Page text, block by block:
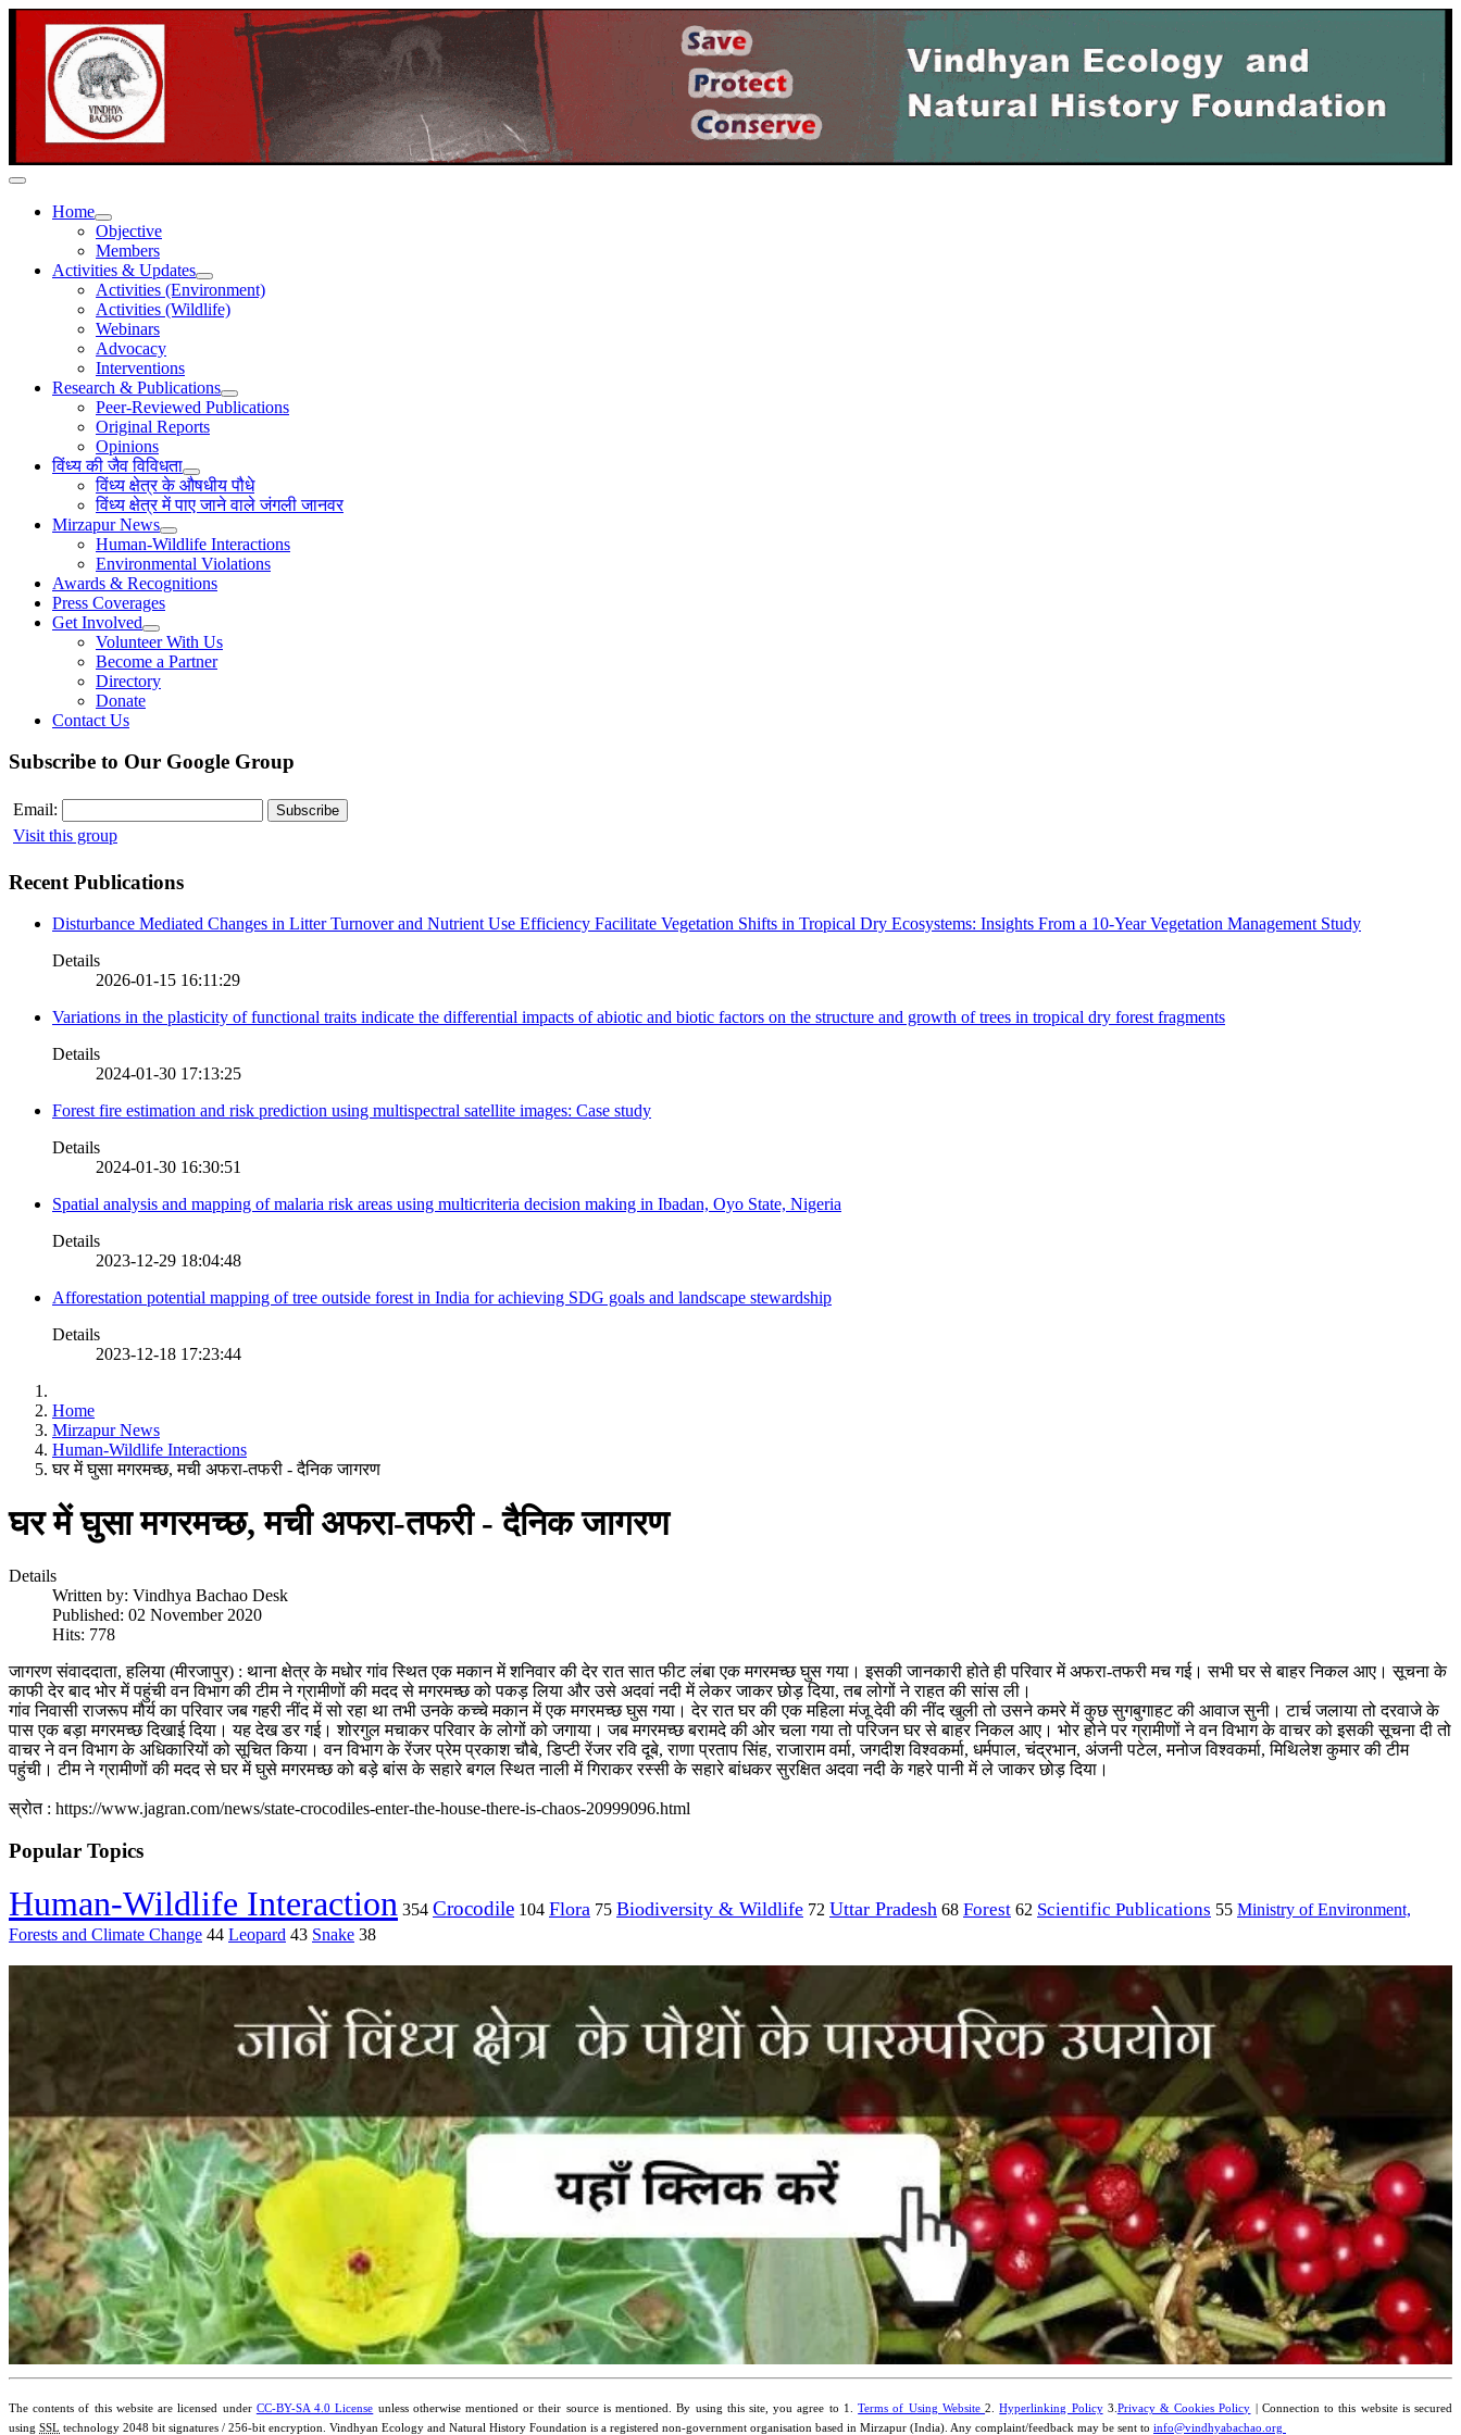
Home
Objective
Members
Activities & Updates
Activities (Environment)
Activities (Wildlife)
Webinars
Advocacy
Interventions
Research & Publications
Peer-Reviewed Publications
Original Reports
Opinions
विंध्य की जैव विविधता
विंध्य क्षेत्र के औषधीय पौधे
विंध्य क्षेत्र में पाए जाने वाले जंगली जानवर
Mirzapur News
Human-Wildlife Interactions
Environmental Violations
Awards & Recognitions
Press Coverages
Get Involved
Volunteer With Us
Become a Partner
Directory
Donate
Contact Us
Subscribe to Our Google Group
Email:
Visit this group
Recent Publications
Disturbance Mediated Changes in Litter Turnover and Nutrient Use Efficiency Facilitate Vegetation Shifts in Tropical Dry Ecosystems: Insights From a 10-Year Vegetation Management Study
Details
2026-01-15 16:11:29
Variations in the plasticity of functional traits indicate the differential impacts of abiotic and biotic factors on the structure and growth of trees in tropical dry forest fragments
Details
2024-01-30 17:13:25
Forest fire estimation and risk prediction using multispectral satellite images: Case study
Details
2024-01-30 16:30:51
Spatial analysis and mapping of malaria risk areas using multicriteria decision making in Ibadan, Oyo State, Nigeria
Details
2023-12-29 18:04:48
Afforestation potential mapping of tree outside forest in India for achieving SDG goals and landscape stewardship
Details
2023-12-18 17:23:44
Home
Mirzapur News
Human-Wildlife Interactions
घर में घुसा मगरमच्छ, मची अफरा-तफरी - दैनिक जागरण
घर में घुसा मगरमच्छ, मची अफरा-तफरी - दैनिक जागरण
Details
Written by: Vindhya Bachao Desk
Published: 02 November 2020
Hits: 778
जागरण संवाददाता, हलिया (मीरजापुर) : थाना क्षेत्र के मधोर गांव स्थित एक मकान में शनिवार की देर रात सात फीट लंबा एक मगरमच्छ घुस गया। इसकी जानकारी होते ही परिवार में अफरा-तफरी मच गई। सभी घर से बाहर निकल आए। सूचना के
काफी देर बाद भोर में पहुंची वन विभाग की टीम ने ग्रामीणों की मदद से मगरमच्छ को पकड़ लिया और उसे अदवां नदी में लेकर जाकर छोड़ दिया, तब लोगों ने राहत की सांस ली।
गांव निवासी राजरूप मौर्य का परिवार जब गहरी नींद में सो रहा था तभी उनके कच्चे मकान में एक मगरमच्छ घुस गया। देर रात घर की एक महिला मंजू देवी की नींद खुली तो उसने कमरे में कुछ सुगबुगाहट की आवाज सुनी। टार्च जलाया तो दरवाजे के
पास एक बड़ा मगरमच्छ दिखाई दिया। यह देख डर गई। शोरगुल मचाकर परिवार के लोगों को जगाया। जब मगरमच्छ बरामदे की ओर चला गया तो परिजन घर से बाहर निकल आए। भोर होने पर ग्रामीणों ने वन विभाग के वाचर को इसकी सूचना दी तो
वाचर ने वन विभाग के अधिकारियों को सूचित किया। वन विभाग के रेंजर प्रेम प्रकाश चौबे, डिप्टी रेंजर रवि दूबे, राणा प्रताप सिंह, राजाराम वर्मा, जगदीश विश्वकर्मा, धर्मपाल, चंद्रभान, अंजनी पटेल, मनोज विश्वकर्मा, मिथिलेश कुमार की टीम
पहुंची। टीम ने ग्रामीणों की मदद से घर में घुसे मगरमच्छ को बड़े बांस के सहारे बगल स्थित नाली में गिराकर रस्सी के सहारे बांधकर सुरक्षित अदवा नदी के गहरे पानी में ले जाकर छोड़ दिया।
स्रोत : https://www.jagran.com/news/state-crocodiles-enter-the-house-there-is-chaos-20999096.html
Popular Topics
Human-Wildlife Interaction 354 Crocodile 104 Flora 75 Biodiversity & Wildlife 72 Uttar Pradesh 68 Forest 62 Scientific Publications 55 Ministry of Environment,
Forests and Climate Change 44 Leopard 43 Snake 38
The contents of this website are licensed under CC-BY-SA 4.0 License unless otherwise mentioned or their source is mentioned. By using this site, you agree to 1.Terms of Using Website2.Hyperlinking Policy3.Privacy & Cookies Policy | Connection to this website is secured
using SSL technology 2048 bit signatures / 256-bit encryption. Vindhyan Ecology and Natural History Foundation is a registered non-government organisation based in Mirzapur (India). Any complaint/feedback may be sent to info@vindhyabachao.org